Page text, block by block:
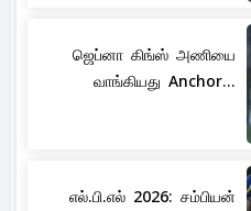
ஜெப்னா கிங்ஸ் அணியை
வாங்கியது Anchor...
எல்.பி.எல் 2026: சம்பியன்